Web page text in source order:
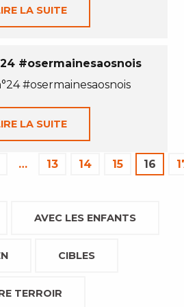
LA SUITE
#osermainesaosnois
#osermainesaosnois
LA SUITE
… 13 14 15 16
AVEC LES ENFANTS
CIBLES
TERROIR